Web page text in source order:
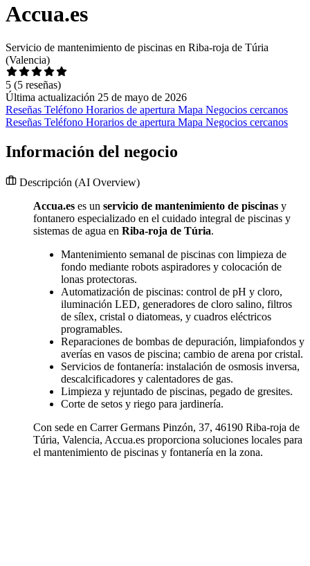
Accua.es
Servicio de mantenimiento de piscinas en Riba-roja de Túria
(Valencia)
5 (5 reseñas)
Última actualización 25 de mayo de 2026
Reseñas Teléfono Horarios de apertura Mapa Negocios cercanos
Reseñas Teléfono Horarios de apertura Mapa Negocios cercanos
Información del negocio
Descripción (AI Overview)
Accua.es es un servicio de mantenimiento de piscinas y
fontanero especializado en el cuidado integral de piscinas y
sistemas de agua en Riba-roja de Túria.
Mantenimiento semanal de piscinas con limpieza de
fondo mediante robots aspiradores y colocación de
lonas protectoras.
Automatización de piscinas: control de pH y cloro,
iluminación LED, generadores de cloro salino, filtros
de sílex, cristal o diatomeas, y cuadros eléctricos
programables.
Reparaciones de bombas de depuración, limpiafondos y
averías en vasos de piscina; cambio de arena por cristal.
Servicios de fontanería: instalación de osmosis inversa,
descalcificadores y calentadores de gas.
Limpieza y rejuntado de piscinas, pegado de gresites.
Corte de setos y riego para jardinería.
Con sede en Carrer Germans Pinzón, 37, 46190 Riba-roja de
Túria, Valencia, Accua.es proporciona soluciones locales para
el mantenimiento de piscinas y fontanería en la zona.